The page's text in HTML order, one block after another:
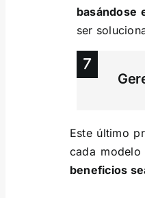
basándose
ser
Este último
cada
beneficios